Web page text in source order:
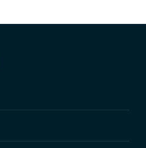
Ribatejo